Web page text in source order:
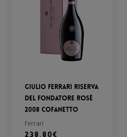
Giulio Ferrari Riserva
del Fondatore Rosè
2008 Cofanetto
Ferrari
238,80€